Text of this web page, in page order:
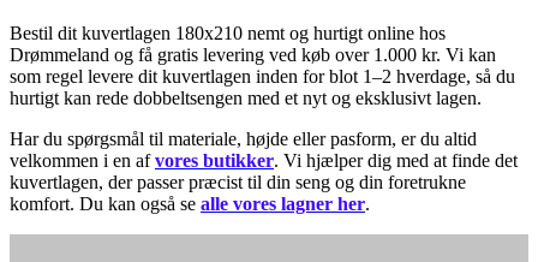
Bestil dit kuvertlagen 180x210 nemt og hurtigt online hos
Drømmeland og få gratis levering ved køb over 1.000 kr. Vi kan
som regel levere dit kuvertlagen inden for blot 1–2 hverdage, så du
hurtigt kan rede dobbeltsengen med et nyt og eksklusivt lagen.
Har du spørgsmål til materiale, højde eller pasform, er du altid
velkommen i en afvores butikker. Vi hjælper dig med at finde det
kuvertlagen, der passer præcist til din seng og din foretrukne
komfort. Du kan også se alle vores lagner her.